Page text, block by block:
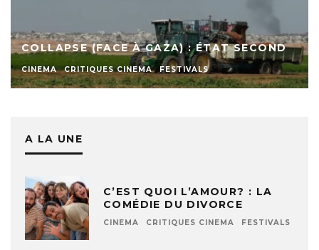
COLLAPSE (FACE À GAZA) : ÉTAT SECOND
CINEMA CRITIQUES CINEMA FESTIVALS
A LA UNE
C’EST QUOI L’AMOUR? : LA
COMÉDIE DU DIVORCE
CINEMA CRITIQUES CINEMA FESTIVALS